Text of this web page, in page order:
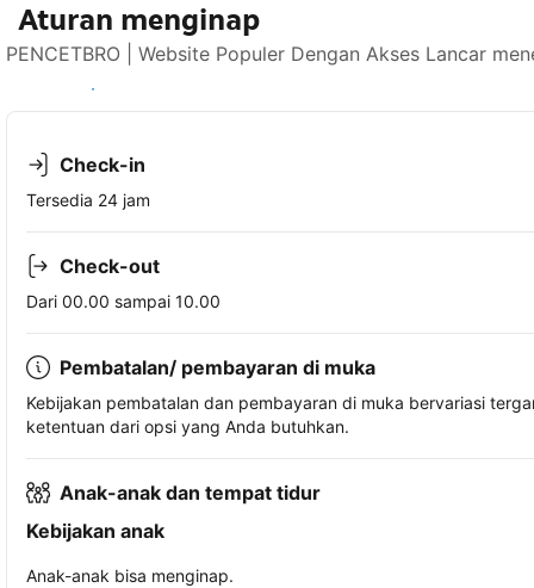
Aturan menginap
PENCETBRO | Website Populer Dengan Akses Lancar
Lihat ketersediaan
Check-in
Tersedia 24 jam
Check-out
Dari 00.00 sampai 10.00
Pembatalan/ pembayaran di muka
Kebijakan pembatalan dan pembayaran di muka bervariasi
ketentuan dari opsi yang Anda butuhkan.
Anak-anak dan tempat tidur
Kebijakan anak
Anak-anak bisa menginap.